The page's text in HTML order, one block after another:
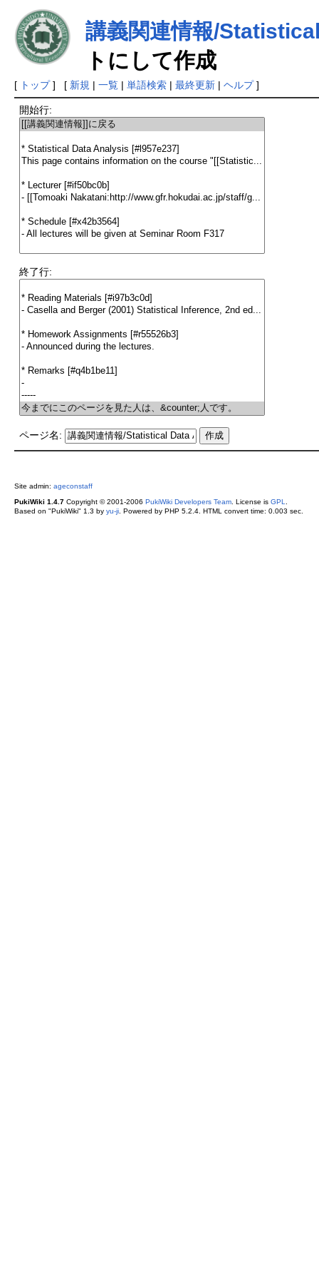
講義関連情報/
トにして作成
[ トップ] [ 新規 | 一覧| 単語検索| 最終更新| ヘルプ]
開始行:
終了行:
ページ名:
Site admin: ageconstaff
PukiWiki 1.4.7Copyright © 2001-2006 PukiWiki Developers Team. License is GPL
Based on "PukiWiki" 1.3 by yu-ji. Powered by PHP 5.2.4. HTML convert time: 0.003 sec.